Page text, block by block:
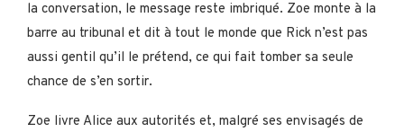
la conversation, le message reste imbriqué. Zoe monte à la
barre au tribunal et dit à tout le monde que Rick n’est pas
aussi gentil qu’il le prétend, ce qui fait tomber sa seule
chance de s’en sortir.
Zoe livre Alice aux autorités et, malgré ses envisagés de